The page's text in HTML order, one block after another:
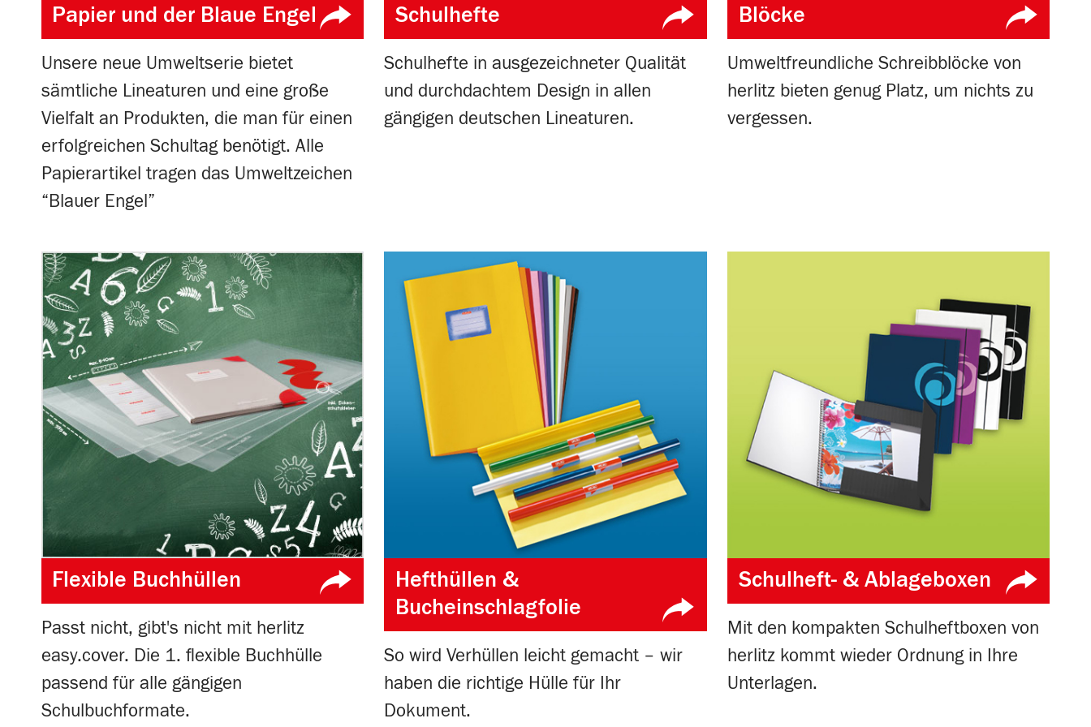
Papier und der Blaue Engel
Unsere neue Umweltserie bietet
sämtliche Lineaturen und eine große
Vielfalt an Produkten, die man für einen
erfolgreichen Schultag benötigt. Alle
Papierartikel tragen das Umweltzeichen
“Blauer Engel”
Schulhefte
Schulhefte in ausgezeichneter Qualität
und durchdachtem Design in allen
gängigen deutschen Lineaturen.
Blöcke
Umweltfreundliche Schreibblöcke von
herlitz bieten genug Platz, um nichts zu
vergessen.
Flexible Buchhüllen
Passt nicht, gibt's nicht mit herlitz
easy.cover. Die 1. flexible Buchhülle
passend für alle gängigen
Schulbuchformate.
Hefthüllen &
Bucheinschlagfolie
So wird Verhüllen leicht gemacht – wir
haben die richtige Hülle für Ihr
Dokument.
Schulheft- & Ablageboxen
Mit den kompakten Schulheftboxen von
herlitz kommt wieder Ordnung in Ihre
Unterlagen.